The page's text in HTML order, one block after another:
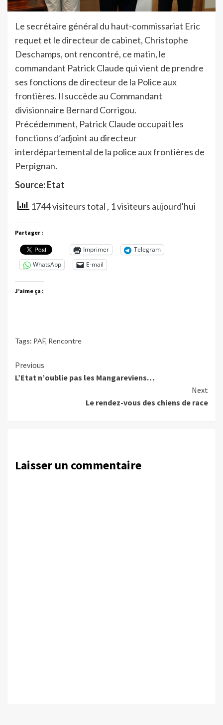
Le secrétaire général du haut-commissariat Eric
requet et le directeur de cabinet, Christophe
Deschamps, ont rencontré, ce matin, le
commandant Patrick Claude qui vient de prendre
ses fonctions de directeur de la Police aux
frontières. Il succède au Commandant
divisionnaire Bernard Corrigou.
Précédemment, Patrick Claude occupait les
fonctions d’adjoint au directeur
interdépartemental de la police aux frontières de
Perpignan.
Source: Etat
1744 visiteurs total , 1 visiteurs aujourd'hui
Partager :
Imprimer
Telegram
WhatsApp
E-mail
J’aime ça :
Tags: PAF, Rencontre
Continue
Reading
Previous
L’Etat n’oublie pas les Mangareviens…
Next
Le rendez-vous des chiens de race
Laisser un commentaire